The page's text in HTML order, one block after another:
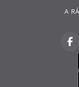
A